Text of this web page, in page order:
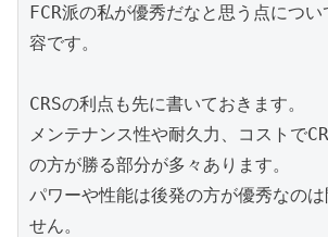
FCR派の私が優秀だなと思う点につ
容です。
CRSの利点も先に書いておきます。
メンテナンス性や耐久力、コストで
の方が勝る部分が多々あります。
パワーや性能は後発の方が優秀なのは
せん。